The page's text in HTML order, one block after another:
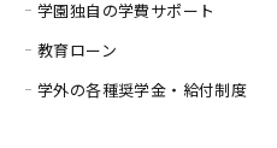
学園独自の学費サポート
教育ローン
学外の各種奨学金・給付制度